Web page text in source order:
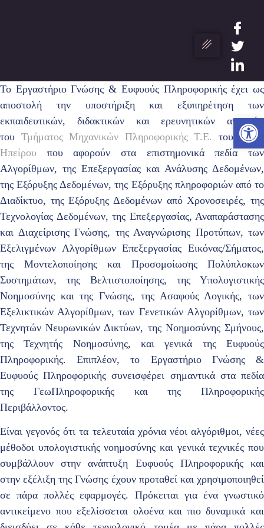
Το Εργαστήριο Γνώσης & Ευφυούς Πληροφορικής έχει ως
αποστολή την υποστήριξη και εξυπηρέτηση των
εκπαιδευτικών, διδακτικών και ερευνητικών αναγκών
του Τμήματος Μηχανικών Πληροφορικής Τ.Ε. του Τ.Ε.Ι.
Ηπείρου που αφορούν στα επιστημονικά πεδία των
Αλγορίθμων, της Επεξεργασίας και Ανάλυσης Δεδομένων,
της Εξόρυξης Δεδομένων, της Εξόρυξης πληροφοριών από το
Διαδίκτυο, της Εξόρυξης Δεδομένων από Χρονοσειρές, της
Τεχνολογίας Δεδομένων, της Επεξεργασίας, Αναπαράστασης
και Διαχείρισης Γνώσης, της Αναγνώρισης Προτύπων, των
Εξελιγμένων Αλγορίθμων Επεξεργασίας Εικόνας/Σήματος,
της Μοντελοποίησης και Προσομοίωσης Πολύπλοκων
Συστημάτων, της Βελτιστοποίησης, της Υπολογιστικής
Νοημοσύνης και της Γνώσης, της Ασαφούς Λογικής, των
Εξελικτικών Αλγορίθμων, των Γενετικών Αλγορίθμων, των
Τεχνητών Νευρωνικών Δικτύων, της Νοημοσύνης Σμήνους,
της Τεχνητής Νοημοσύνης, και γενικά της Ευφυούς
Πληροφορικής. Επιπλέον, το Εργαστήριο Γνώσης &
Ευφυούς Πληροφορικής συνεισφέρει σημαντικά στα πεδία
της ΓεωΠληροφορικής και της Πληροφορικής
Περιβάλλοντος.
Είναι γεγονός ότι τα τελευταία χρόνια νέοι αλγόριθμοι, νέες
μέθοδοι υπολογιστικής νοημοσύνης και γενικά τεχνικές που
συμβάλλουν στην ανάπτυξη Ευφυούς Πληροφορικής και
στην εξέλιξη της Γνώσης έχουν προταθεί και χρησιμοποιηθεί
σε πάρα πολλές εφαρμογές. Πρόκειται για ένα γνωστικό
αντικείμενο που εξελίσσεται ολοένα και πιο δυναμικά και